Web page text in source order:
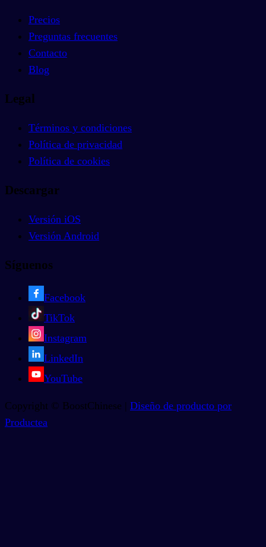
Precios
Preguntas frecuentes
Contacto
Blog
Legal
Términos y condiciones
Política de privacidad
Política de cookies
Descargar
Versión iOS
Versión Android
Síguenos
Facebook
TikTok
Instagram
LinkedIn
YouTube
Copyright © BoostChinese | Diseño de producto por
Productea